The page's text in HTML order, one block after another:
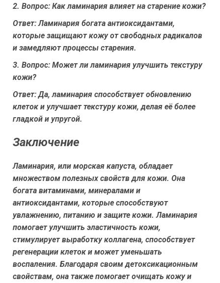
2. Вопрос: Как ламинария влияет на старение кожи?
Ответ: Ламинария богата антиоксидантами,
которые защищают кожу от свободных радикалов
и замедляют процессы старения.
3. Вопрос: Может ли ламинария улучшить текстуру
кожи?
Ответ: Да, ламинария способствует обновлению
клеток и улучшает текстуру кожи, делая её более
гладкой и упругой.
Заключение
Ламинария, или морская капуста, обладает
множеством полезных свойств для кожи. Она
богата витаминами, минералами и
антиоксидантами, которые способствуют
увлажнению, питанию и защите кожи. Ламинария
помогает улучшить эластичность кожи,
стимулирует выработку коллагена, способствует
регенерации клеток и может уменьшать
воспаления. Благодаря своим детоксикационным
свойствам, она также помогает очищать кожу и